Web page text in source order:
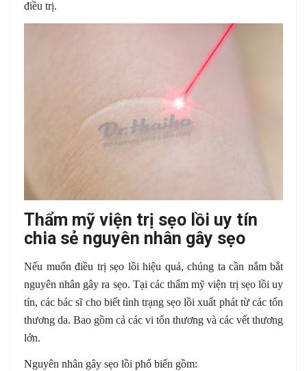
điều trị.
Thẩm mỹ viện trị sẹo lồi uy tín
chia sẻ nguyên nhân gây sẹo
Nếu muốn điều trị sẹo lồi hiệu quả, chúng ta cần nắm bắt
nguyên nhân gây ra sẹo. Tại các thẩm mỹ viện trị sẹo lồi uy
tín, các bác sĩ cho biết tình trạng sẹo lồi xuất phát từ các tổn
thương da. Bao gồm cả các vi tổn thương và các vết thương
lớn.
Nguyên nhân gây sẹo lồi phổ biến gồm: